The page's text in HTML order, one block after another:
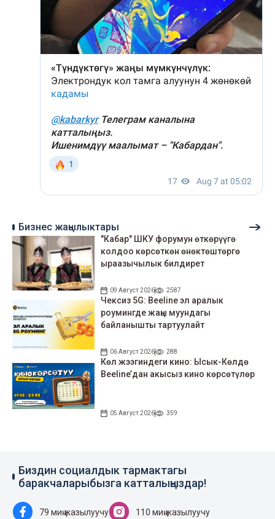
Бизнес жаңылыктары
"Кабар" ШКУ форумун өткөрүүгө
колдоо көрсөткөн өнөктөштөргө
ыраазычылык билдирет
09 Август 2026 2587
Чексиз 5G: Beeline эл аралык
роумингде жаңы муундагы
байланышты тартуулайт
06 Август 2026 288
Көл жээгиндеги кино: Ысык-Көлдө
Beeline’дан акысыз кино көрсөтүлөр
05 Август 2026 359
Биздин социалдык тармактагы
баракчаларыбызга катталыңыздар!
79 миң жазылуучу 110 миң жазылуучу